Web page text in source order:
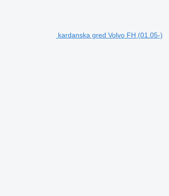
kardanska gred Volvo FH (01.05-)